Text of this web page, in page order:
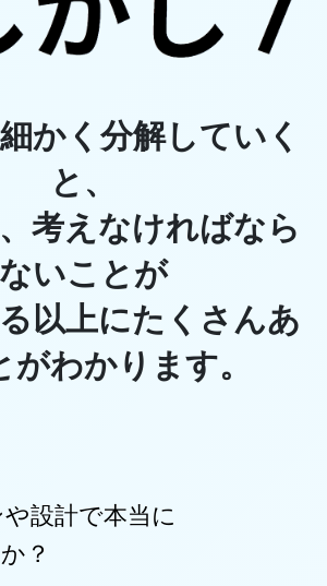
かく分解していく
と、
考えなければなら
ないことが
以上にたくさんあ
がわかります。
設計で本当に
？